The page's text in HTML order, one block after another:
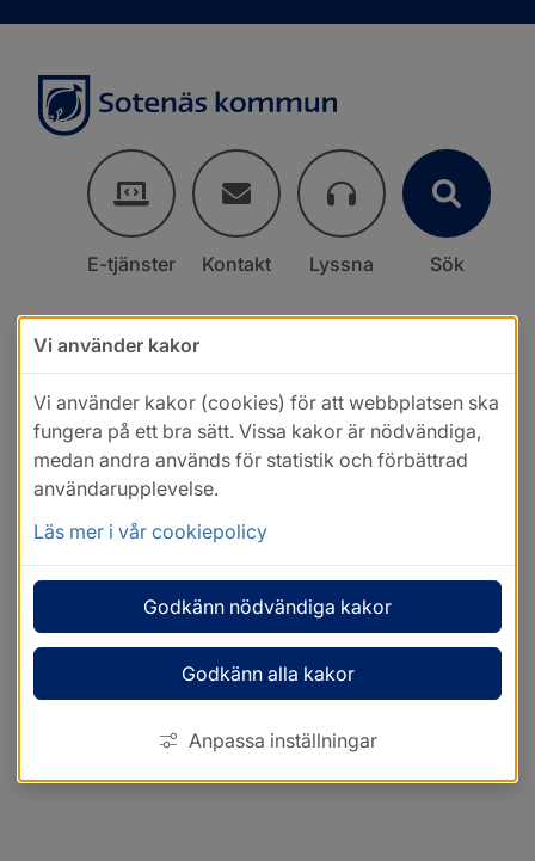
E-tjänster Kontakt Lyssna Sök
Vi använder kakor
Vi använder kakor (cookies) för att webbplatsen ska
fungera på ett bra sätt. Vissa kakor är nödvändiga,
medan andra används för statistik och förbättrad
användarupplevelse.
Läs mer i vår cookiepolicy
Godkänn nödvändiga kakor
Godkänn alla kakor
Anpassa inställningar